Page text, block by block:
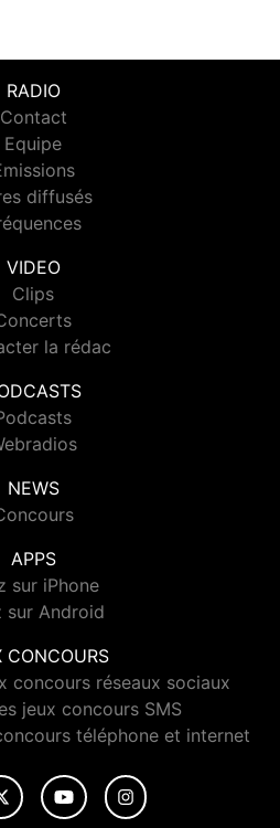
RADIO
Contact
Equipe
diffusés
VIDEO
Clips
la rédac
NEWS
APPS
sur iPhone
sur Android
CONCOURS
concours réseaux sociaux
jeux concours SMS
téléphone et internet